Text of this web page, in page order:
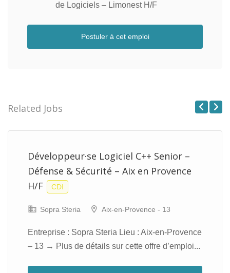
de Logiciels – Limonest H/F
Postuler à cet emploi
Related Jobs
Développeur·se Logiciel C++ Senior –
Défense & Sécurité – Aix en Provence
H/F
CDI
Sopra Steria Aix-en-Provence - 13
Entreprise : Sopra Steria Lieu : Aix-en-Provence
– 13 → Plus de détails sur cette offre d’emploi...